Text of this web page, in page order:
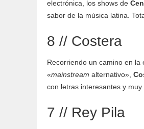
electrónica, los shows de
sabor de la música latina.
8 // Costera
Recorriendo un camino en
«mainstream alternativo»,
con letras interesantes y
7 // Rey Pila